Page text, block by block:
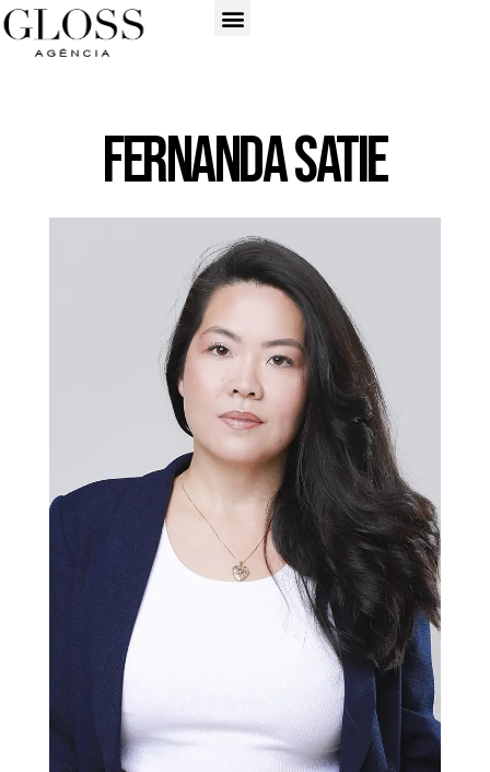
Fernanda Satie